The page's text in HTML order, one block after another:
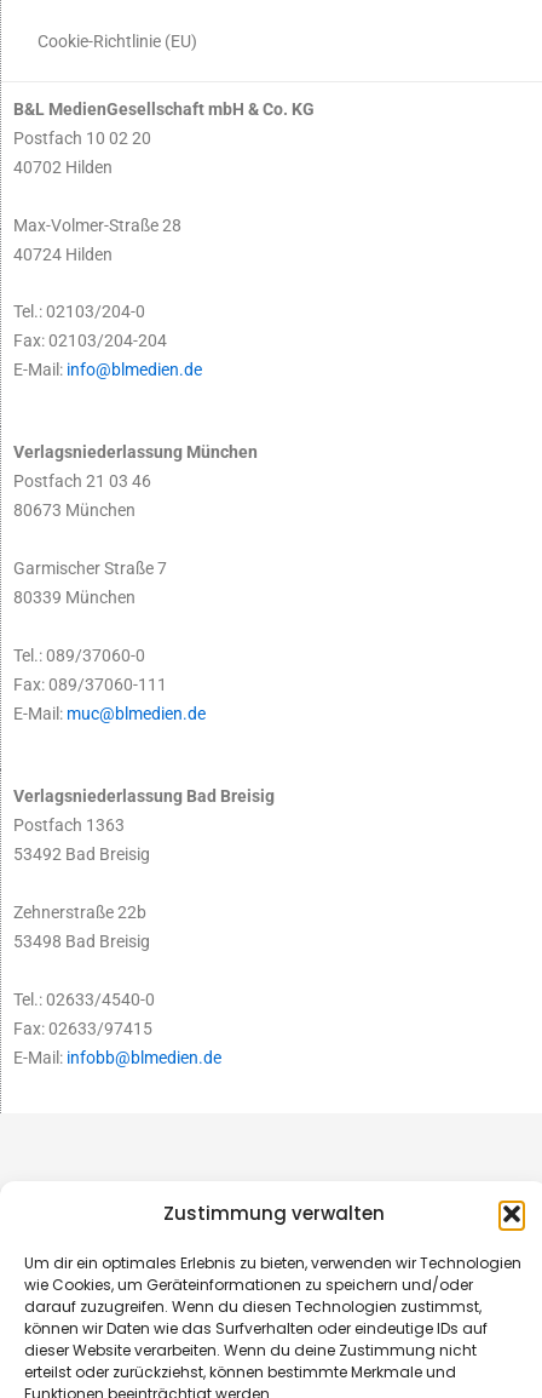
Zustimmung verwalten
Um dir ein optimales Erlebnis zu bieten, verwenden wir Technologien
wie Cookies, um Geräteinformationen zu speichern und/oder
darauf zuzugreifen. Wenn du diesen Technologien zustimmst,
können wir Daten wie das Surfverhalten oder eindeutige IDs auf
dieser Website verarbeiten. Wenn du deine Zustimmung nicht
erteilst oder zurückziehst, können bestimmte Merkmale und
Funktionen beeinträchtigt werden.
Cookie-Richtlinie (EU)
B&L MedienGesellschaft mbH & Co. KG
Postfach 10 02 20
40702 Hilden
Max-Volmer-Straße 28
40724 Hilden
Tel.: 02103/204-0
Fax: 02103/204-204
E-Mail: info@blmedien.de
Verlagsniederlassung München
Postfach 21 03 46
80673 München
Garmischer Straße 7
80339 München
Tel.: 089/37060-0
Fax: 089/37060-111
E-Mail: muc@blmedien.de
Verlagsniederlassung Bad Breisig
Postfach 1363
53492 Bad Breisig
Zehnerstraße 22b
53498 Bad Breisig
Tel.: 02633/4540-0
Fax: 02633/97415
E-Mail: infobb@blmedien.de
© B&L MedienGesellschaft mbH & Co. KG